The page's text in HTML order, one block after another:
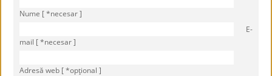
Nume [ *necesar ]
E-
mail [ *necesar ]
Adresă web [ *opţional ]